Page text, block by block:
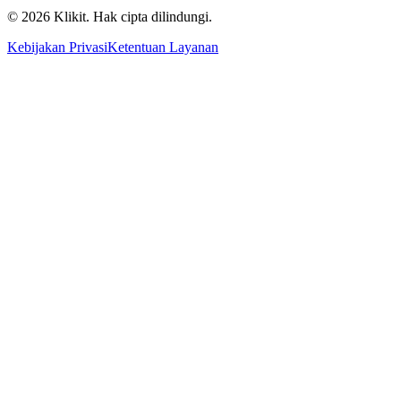
© 2026 Klikit. Hak cipta dilindungi.
Kebijakan PrivasiKetentuan Layanan